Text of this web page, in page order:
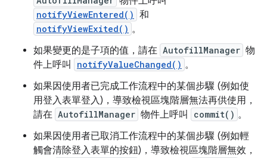
notifyViewEntered() 和
notifyViewExited() 。
如果變更的是子項的值，請在 AutofillManager 物
件上呼叫
notifyValueChanged() 。
如果因使用者已完成工作流程中的某個步驟 (例如使
用登入表單登入)，導致檢視區塊階層無法再供使用，
請在 AutofillManager 物件上呼叫 commit() 。
如果因使用者已取消工作流程中的某個步驟 (例如輕
觸會清除登入表單的按鈕)，導致檢視區塊階層無效，